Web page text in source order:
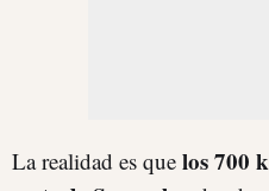
La realidad es que los 700